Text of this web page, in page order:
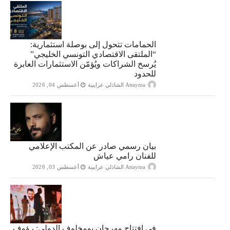
الحمامات تتحول إلى بوصلة استثمارية:
“الملتقى الاقتصادي التونسي الخليجي”
يُرسخ الشراكات ويُؤمّن الاستثمارات العابرة
للحدود
Attayma الشاذلي عرايبية أغسطس 04, 2026
بيان رسمي صادر عن المكتب الإعلامي
للفنان رامي عياش
Attayma الشاذلي عرايبية أغسطس 03, 2026
في افتتاح مهرجان بومخلوف الدولي: رؤوف